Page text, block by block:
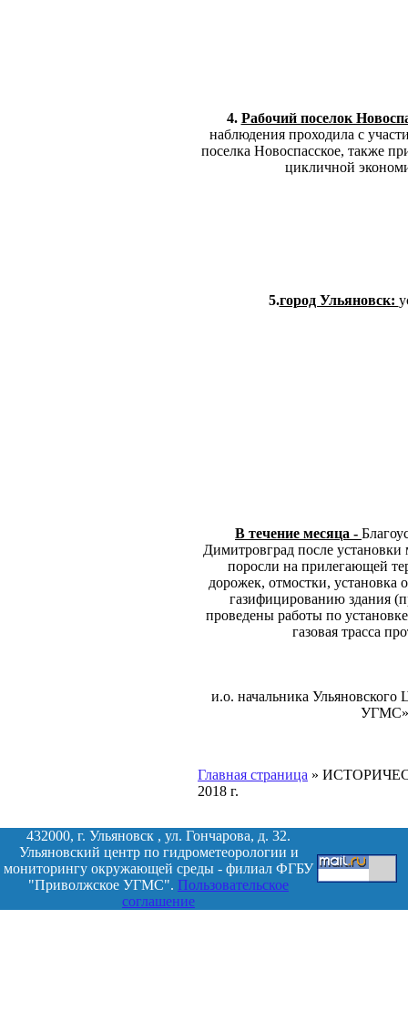
4. Рабочий поселок
наблюдения проходила с
поселка Новоспасское, также
цикличной
5.город Ульяновск:
В течение месяца -
Димитровград после
поросли на прилегающей
дорожек, отмостки,
газифицированию здания
проведены работы по
газовая трасса
и.о. начальника
УГМС»
Главная страница »
2018 г.
432000, г. Ульяновск , ул. Гончарова, д. 32.
Ульяновский центр по гидрометеорологии и
мониторингу окружающей среды - филиал ФГБУ
"Приволжское УГМС". Пользовательское
соглашение